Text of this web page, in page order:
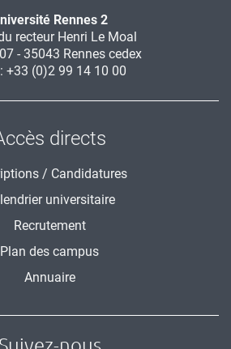
Rennes 2
recteur Henri Le Moal
- 35043 Rennes cedex
+33 (0)2 99 14 10 00
directs
/ Candidatures
universitaire
Recrutement
Plan des campus
Annuaire